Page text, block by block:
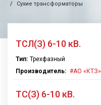
Сухие трансформаторы
ТСЛ(З) 6-10 кВ.
Тип: Трехфазный
Производитель:
АО «КТЗ»
ТС(З) 6-10 кВ.